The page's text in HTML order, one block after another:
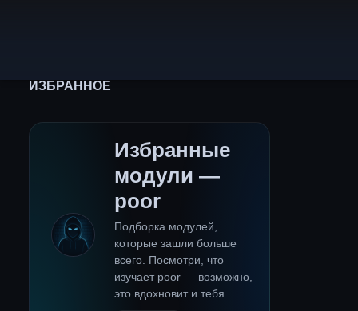
ИЗБРАННОЕ
Избранные
модули —
poor
Подборка модулей,
которые зашли больше
всего. Посмотри, что
изучает poor — возможно,
это вдохновит и тебя.